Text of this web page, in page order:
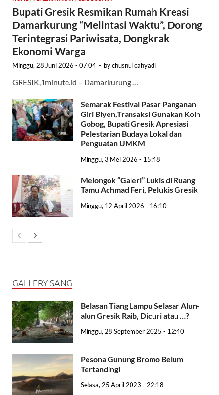
Bupati Gresik Resmikan Rumah Kreasi
Damarkurung “Melintasi Waktu”, Dorong
Terintegrasi Pariwisata, Dongkrak
Ekonomi Warga
Minggu, 28 Juni 2026 - 07:04 - bychusnul cahyadi
GRESIK,1minute.id – Damarkurung …
Semarak Festival Pasar Panganan
Giri Biyen,Transaksi Gunakan Koin
Gobog, Bupati Gresik Apresiasi
Pelestarian Budaya Lokal dan
Penguatan UMKM
Minggu, 3 Mei 2026 - 15:48
Melongok “Galeri” Lukis di Ruang
Tamu Achmad Feri, Pelukis Gresik
Minggu, 12 April 2026 - 16:10
GALLERY SANG
Belasan Tiang Lampu Selasar Alun-
alun Gresik Raib, Dicuri atau …?
Minggu, 28 September 2025 - 12:40
Pesona Gunung Bromo Belum
Tertandingi
Selasa, 25 April 2023 - 22:18